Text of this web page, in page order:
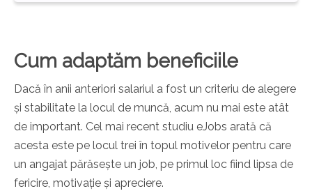
Cum adaptăm beneficiile
Dacă în anii anteriori salariul a fost un criteriu de alegere
și stabilitate la locul de muncă, acum nu mai este atât
de important. Cel mai recent studiu eJobs arată că
acesta este pe locul trei în topul motivelor pentru care
un angajat părăsește un job, pe primul loc fiind lipsa de
fericire, motivație și apreciere.